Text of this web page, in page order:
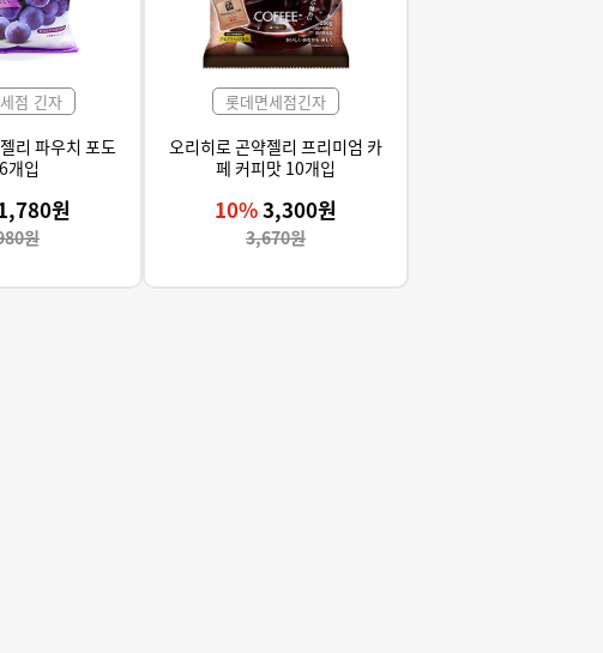
점 긴자
리 파우치 포도
개입
원
원
롯데면세점긴자
오리히로 곤약젤리 프리미엄 카
페 커피맛 10개입
10%3,300원
3,670원